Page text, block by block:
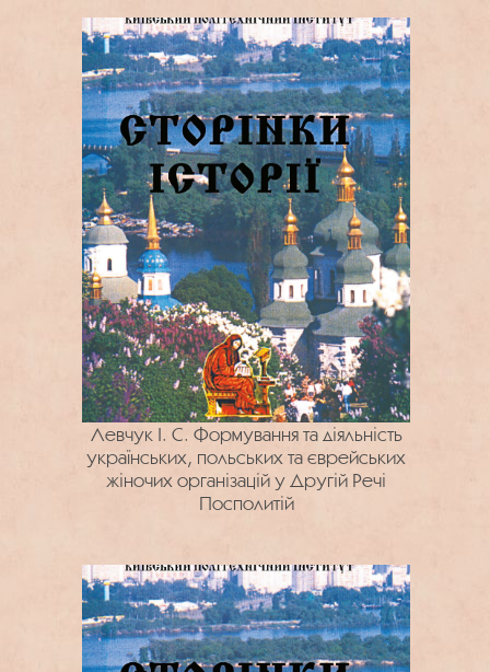
Левчук І. С. Формування та діяльність
українських, польських та єврейських
жіночих організацій у Другій Речі
Посполитій